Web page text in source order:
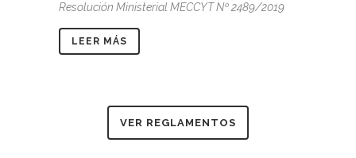
Resolución Ministerial MECCYT Nº 2489/2019
LEER MÁS
VER REGLAMENTOS